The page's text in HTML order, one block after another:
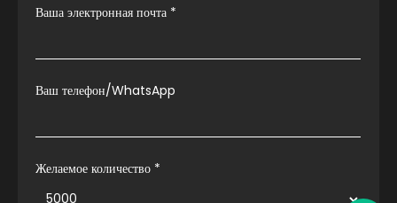
Ваша электронная почта *
Ваш телефон/WhatsApp
Желаемое количество *